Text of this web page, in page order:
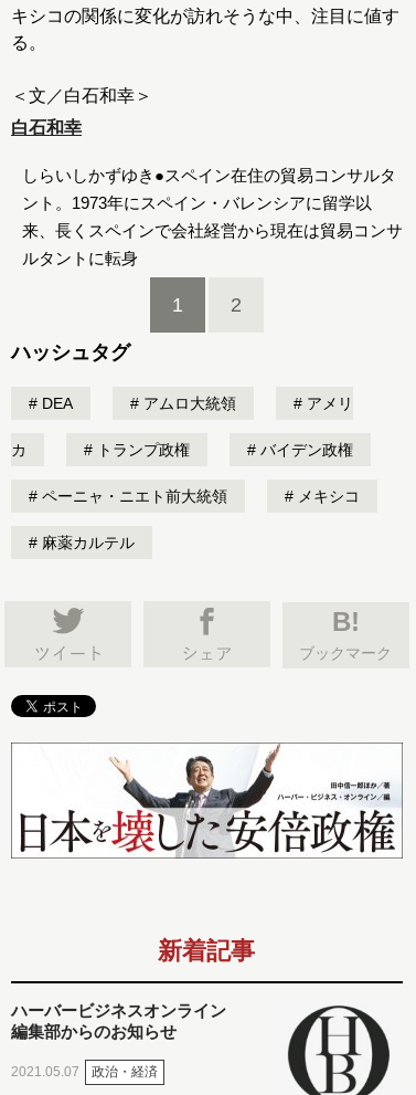
キシコの関係に変化が訪れそうな中、注目に値す
る。
白石和幸
しらいしかずゆき●スペイン在住の貿易コンサルタ
ント。1973年にスペイン・バレンシアに留学以
来、長くスペインで会社経営から現在は貿易コンサ
ルタントに転身
1 2
ハッシュタグ
DEA アムロ大統領 アメリ
カ トランプ政権 バイデン政権
ペーニャ・ニエト前大統領 メキシコ
麻薬カルテル
B!
ブックマーク
新着記事
ハーバービジネスオンライン
編集部からのお知らせ
2021.05.07 政治・経済